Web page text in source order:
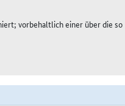
vorbehaltlich einer über die so